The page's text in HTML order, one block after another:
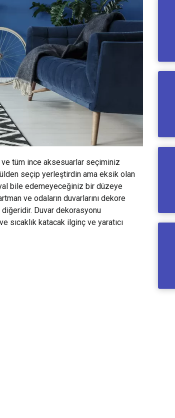
ve tüm ince aksesuarlar seçiminiz
seçip yerleştirdin ama eksik olan
bile edemeyeceğiniz bir düzeye
ve odaların duvarlarını dekore
Duvar dekorasyonu
sıcaklık katacak ilginç ve yaratıcı